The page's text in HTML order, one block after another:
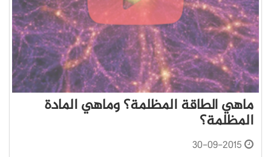
ماهي الطاقة المظلمة؟ وماهي المادة
المظلمة؟
30-09-2015